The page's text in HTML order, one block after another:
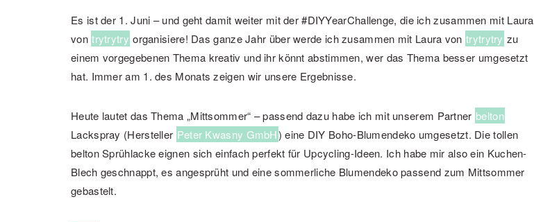
Es ist der 1. Juni – und geht damit weiter mit der #DIYYearChallenge, die ich zusammen mit Laura
von trytrytry organisiere! Das ganze Jahr über werde ich zusammen mit Laura von trytrytry zu
einem vorgegebenen Thema kreativ und ihr könnt abstimmen, wer das Thema besser umgesetzt
hat. Immer am 1. des Monats zeigen wir unsere Ergebnisse.
Heute lautet das Thema „Mittsommer“ – passend dazu habe ich mit unserem Partner belton
Lackspray (Hersteller Peter Kwasny GmbH) eine DIY Boho-Blumendeko umgesetzt. Die tollen
belton Sprühlacke eignen sich einfach perfekt für Upcycling-Ideen. Ich habe mir also ein Kuchen-
Blech geschnappt, es angesprüht und eine sommerliche Blumendeko passend zum Mittsommer
gebastelt.